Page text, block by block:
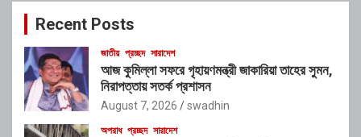
c
Recent Posts
জাতীয় প্রচ্ছদ সারাদেশ
আজ কুমিল্লা সফরে গৃহায়ণমন্ত্রী জাকারিয়া তাহের সুমন,
নিরাপত্তায় সতর্ক প্রশাসন
August 7, 2026 swadhin
অপরাধ প্রচ্ছদ সারাদেশ